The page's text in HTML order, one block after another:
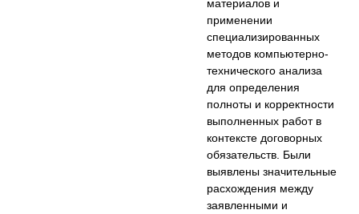
материалов и
применении
специализированных
методов компьютерно-
технического анализа
для определения
полноты и корректности
выполненных работ в
контексте договорных
обязательств. Были
выявлены значительные
расхождения между
заявленными и